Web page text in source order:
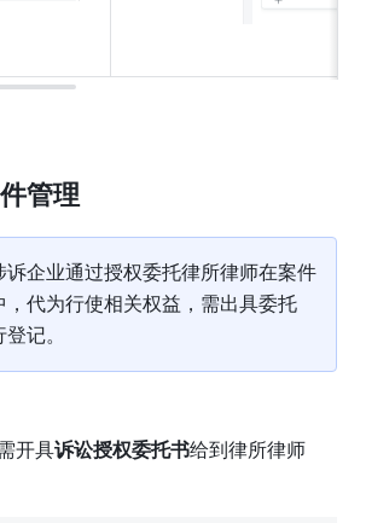
管理
诉企业通过授权委托律所律师在案件
，代为行使相关权益，需出具委托
记。
开具诉讼授权委托书给到律所律师